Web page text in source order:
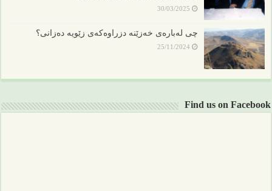
30/03/2025
چی لەبارەی خەزێنە دزراوەکەی زێویە دەزانی؟
25/11/2024
Find us on Facebook